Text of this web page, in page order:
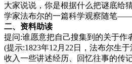
大家说说，你是根据什么把谜底给
学家法布尔的一篇科学观察随笔——
二、资料助读
提问:谁愿意把自己搜集到的关于作
(提示:1823年12月22日，法布尔生
收入一些讲述经历、回忆往事的传